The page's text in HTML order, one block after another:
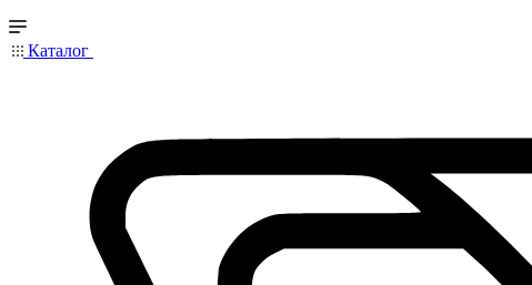
Каталог